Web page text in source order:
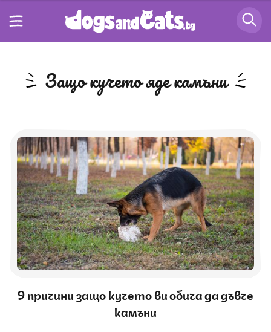
защо кучето яде камъни
9 причини защо кучето ви обича да дъвче
камъни